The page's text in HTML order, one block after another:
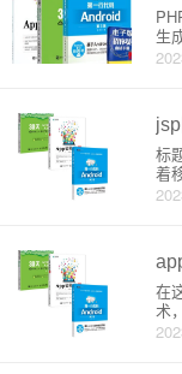
生
概
移
标
着
P
在
术
技